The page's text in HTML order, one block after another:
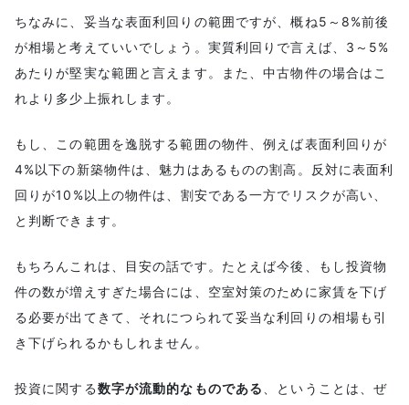
ちなみに、妥当な表面利回りの範囲ですが、概ね5～8%前後
が相場と考えていいでしょう。実質利回りで言えば、3～5%
あたりが堅実な範囲と言えます。また、中古物件の場合はこ
れより多少上振れします。
もし、この範囲を逸脱する範囲の物件、例えば表面利回りが
4%以下の新築物件は、魅力はあるものの割高。反対に表面利
回りが10%以上の物件は、割安である一方でリスクが高い、
と判断できます。
もちろんこれは、目安の話です。たとえば今後、もし投資物
件の数が増えすぎた場合には、空室対策のために家賃を下げ
る必要が出てきて、それにつられて妥当な利回りの相場も引
き下げられるかもしれません。
投資に関する数字が流動的なものである
、ということは、ぜ